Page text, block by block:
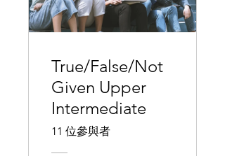
True/False/Not
Given Upper
Intermediate
11 位參與者